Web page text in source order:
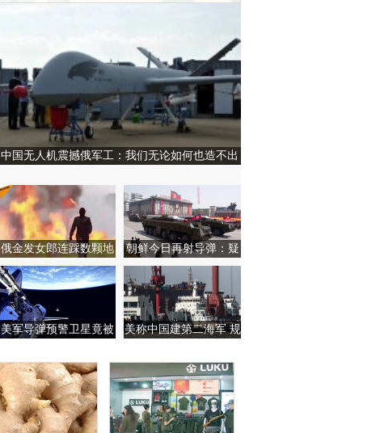
中国无人机震撼俄军工：我们无论如何也造不出
俄金发女郎连踩数颗地
雷：爆炸后毫发无损
朝鲜今日再射导弹：疑
似在发射数秒后坠落
美军导弹预警卫星竟被
美称中国建第二海军 规